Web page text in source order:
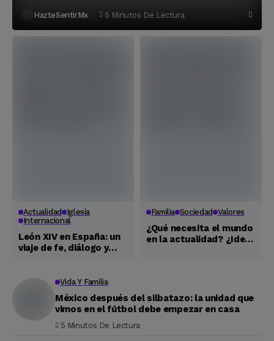
HazteSentirMx 5 Minutos De Lectura
Actualidad
Iglesía
Internacional
León XIV en España: un
viaje de fe, diálogo y
Familia Sociedad Valores
¿Qué necesita el mundo
en la actualidad? ¿Ideas
Vida Y Familia
México después del silbatazo: la unidad que
vimos en el fútbol debe empezar en casa
5 Minutos De Lectura